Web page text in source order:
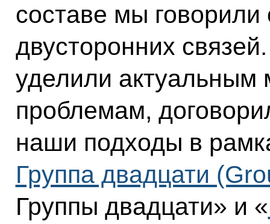
составе мы говорили
двусторонних
уделили
проблемам,
наши подходы в
Группа двадцати
Группы двадцати» и «